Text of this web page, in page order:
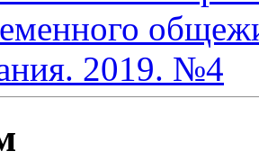
2019. №4